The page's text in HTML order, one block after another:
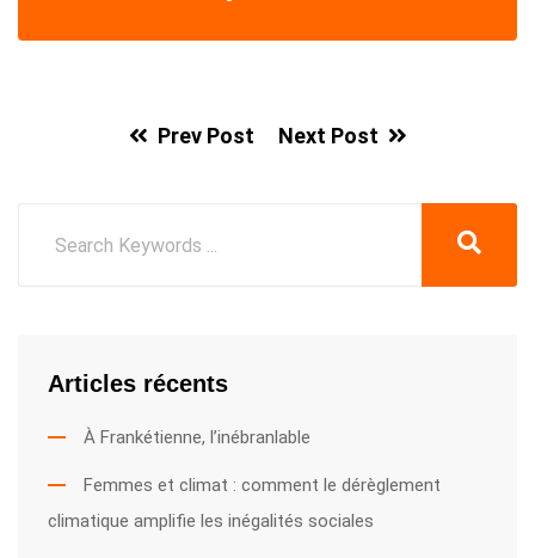
Prev Post Next Post
Articles récents
À Frankétienne, l’inébranlable
Femmes et climat : comment le dérèglement
climatique amplifie les inégalités sociales